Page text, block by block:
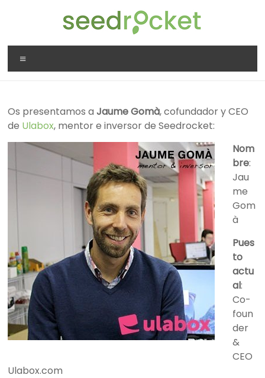
SeedRocket
La
que
nació
en
para
inicial
Os presentamos a Jaume Gomà, cofundador y CEO
de Ulabox, mentor e inversor de Seedrocket:
Nom
bre:
Jau
me
Gom
à
Pues
to
actu
al:
Co-
foun
der
&
CEO
Ulabox.com